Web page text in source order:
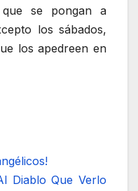
se pongan a
los sábados,
los apedreen en
Diablo Que Verlo